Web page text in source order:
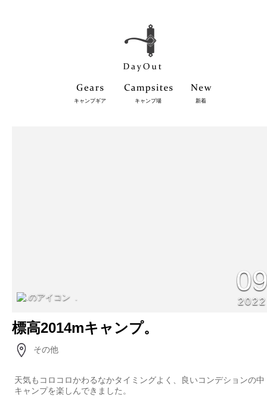
キャンプギア キャンプ場 新着
2022
標高2014mキャンプ。
その他
天気もコロコロかわるなかタイミングよく、良いコンデションの中
キャンプを楽しんできました。